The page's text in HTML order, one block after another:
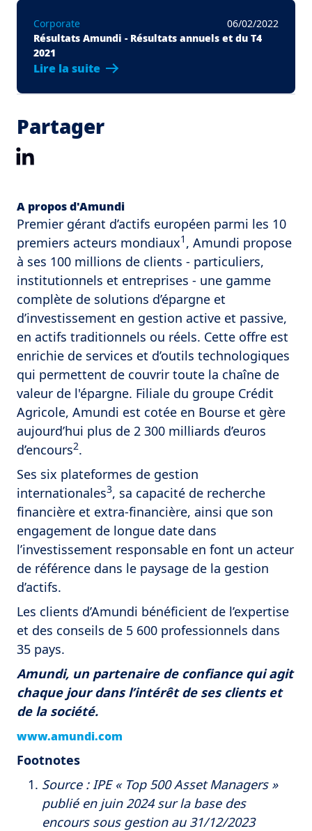
Corporate
06/02/2022
Résultats Amundi - Résultats annuels et du T4
2021
Lire la suite
Partager
A propos d'Amundi
Premier gérant d’actifs européen parmi les 10
premiers acteurs mondiaux1 , Amundi propose
à ses 100 millions de clients - particuliers,
institutionnels et entreprises - une gamme
complète de solutions d’épargne et
d’investissement en gestion active et passive,
en actifs traditionnels ou réels. Cette offre est
enrichie de services et d’outils technologiques
qui permettent de couvrir toute la chaîne de
valeur de l'épargne. Filiale du groupe Crédit
Agricole, Amundi est cotée en Bourse et gère
aujourd’hui plus de 2 300 milliards d’euros
d’encours2.
Ses six plateformes de gestion
internationales3, sa capacité de recherche
financière et extra-financière, ainsi que son
engagement de longue date dans
l’investissement responsable en font un acteur
de référence dans le paysage de la gestion
d’actifs.
Les clients d’Amundi bénéficient de l’expertise
et des conseils de 5 600 professionnels dans
35 pays.
Amundi, un partenaire de confiance qui agit
chaque jour dans l’intérêt de ses clients et
de la société.
www.amundi.com
Footnotes
Source : IPE « Top 500 Asset Managers »
publié en juin 2024 sur la base des
encours sous gestion au 31/12/2023